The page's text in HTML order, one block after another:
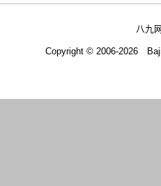
八
Copyright © 2006-2026